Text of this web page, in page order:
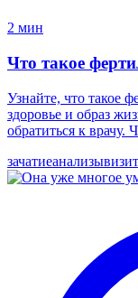
2 мин
Что такое
Узнайте, что такое
здоровье и образ
обратиться к врачу.
зачатиеанализы